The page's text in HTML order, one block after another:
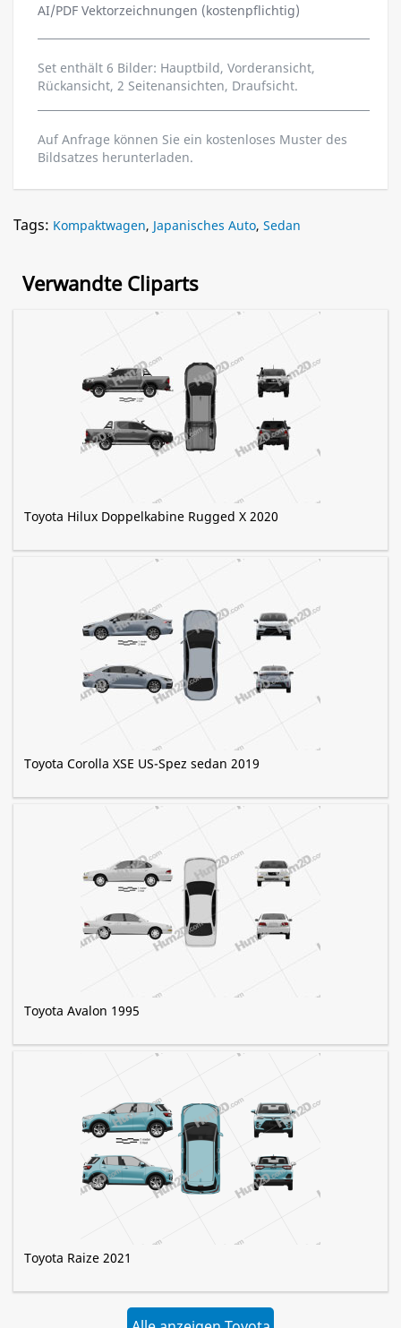
AI/PDF Vektorzeichnungen (kostenpflichtig)
Set enthält 6 Bilder: Hauptbild, Vorderansicht,
Rückansicht, 2 Seitenansichten, Draufsicht.
Auf Anfrage können Sie ein kostenloses Muster des
Bildsatzes herunterladen.
Tags: Kompaktwagen, Japanisches Auto, Sedan
Verwandte Cliparts
Toyota Hilux Doppelkabine Rugged X 2020
Toyota Corolla XSE US-Spez sedan 2019
Toyota Avalon 1995
Toyota Raize 2021